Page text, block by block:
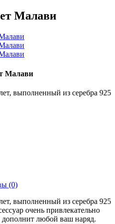
Малави
Малави
выполненный из серебра 925
(0)
выполненный из серебра 925
очень привлекательно
дополнит любой ваш наряд.